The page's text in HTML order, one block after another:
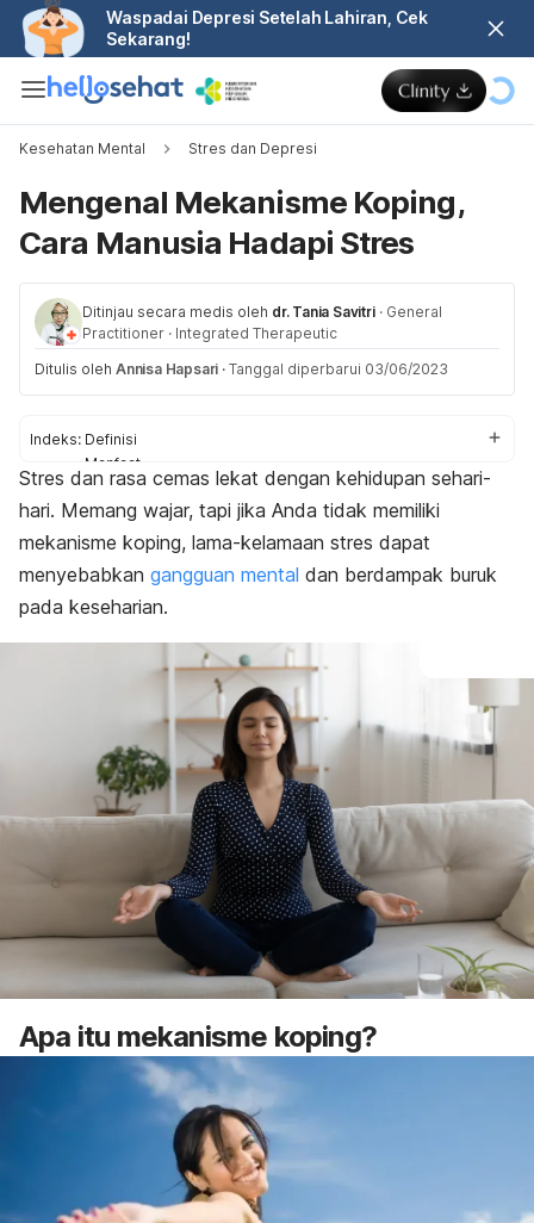
Waspadai Depresi Setelah Lahiran, Cek
Sekarang!
Kesehatan Mental Stres dan Depresi
Mengenal Mekanisme Koping,
Cara Manusia Hadapi Stres
Ditinjau secara medis oleh dr. Tania Savitri · General
Practitioner · Integrated Therapeutic
Ditulis oleh Annisa Hapsari · Tanggal diperbarui 03/06/2023
Indeks: Definisi
Manfaat
Strategi
Tips melatih
Stres dan rasa cemas lekat dengan kehidupan sehari-
hari. Memang wajar, tapi jika Anda tidak memiliki
mekanisme koping, lama-kelamaan stres dapat
menyebabkan gangguan mental dan berdampak buruk
pada keseharian.
Apa itu mekanisme koping?